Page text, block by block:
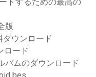
ドするための最高の
版
ウンロード
ロード
バムのダウンロード